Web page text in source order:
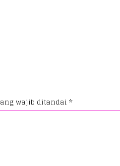
wajib ditandai *